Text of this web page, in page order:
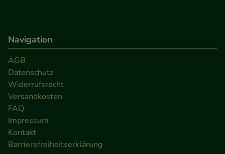
Navigation
AGB
Datenschutz
Widerrufsrecht
Versandkosten
FAQ
Impressum
Kontakt
Barrierefreiheitserklärung